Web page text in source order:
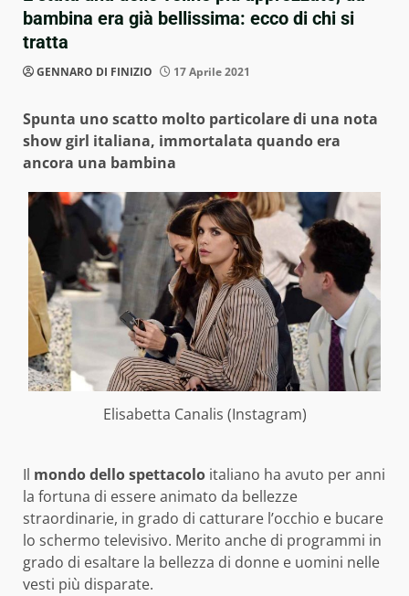
bambina era già bellissima: ecco di chi si
tratta
GENNARO DI FINIZIO 17 Aprile 2021
Spunta uno scatto molto particolare di una nota
show girl italiana, immortalata quando era
ancora una bambina
Elisabetta Canalis (Instagram)
Il mondo dello spettacolo italiano ha avuto per anni
la fortuna di essere animato da bellezze
straordinarie, in grado di catturare l’occhio e bucare
lo schermo televisivo. Merito anche di programmi in
grado di esaltare la bellezza di donne e uomini nelle
vesti più disparate.